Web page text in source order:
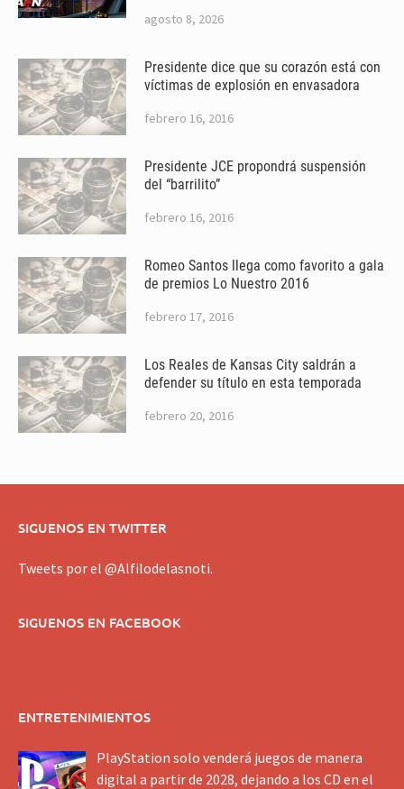
agosto 8, 2026
Presidente dice que su corazón está con
víctimas de explosión en envasadora
febrero 16, 2016
Presidente JCE propondrá suspensión
del “barrilito”
febrero 16, 2016
Romeo Santos llega como favorito a gala
de premios Lo Nuestro 2016
febrero 17, 2016
Los Reales de Kansas City saldrán a
defender su título en esta temporada
febrero 20, 2016
SIGUENOS EN TWITTER
Tweets por el @Alfilodelasnoti.
SIGUENOS EN FACEBOOK
ENTRETENIMIENTOS
PlayStation solo venderá juegos de manera
digital a partir de 2028, dejando a los CD en el